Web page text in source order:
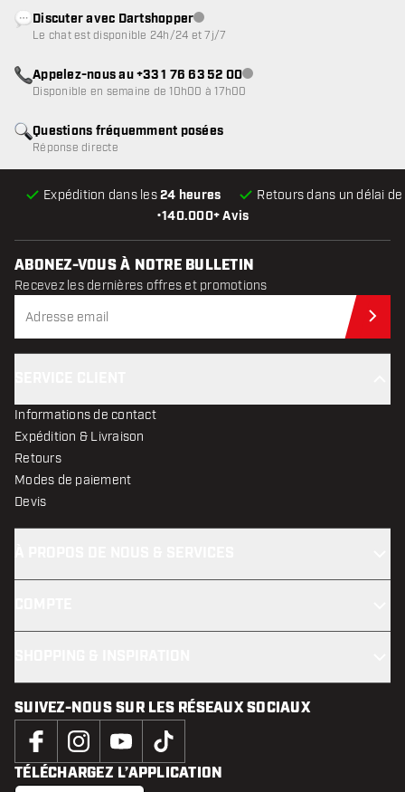
•140.000+ Avis
Expédition dans les24 heures Retours dans un délai de
Questions fréquemment posées
Réponse directe
Discuter avec DartshopperService client indisponible
Le chat est disponible 24h/24 et 7j/7
Appelez-nous au +33 1 76 63 52 00Service client indisponible
Disponible en semaine de 10h00 à 17h00
ABONEZ-VOUS À NOTRE BULLETIN
Recevez les dernières offres et promotions
Informations de contact
Expédition & Livraison
Retours
Modes de paiement
Devis
SUIVEZ-NOUS SUR LES RÉSEAUX SOCIAUX
TÉLÉCHARGEZ L’APPLICATION